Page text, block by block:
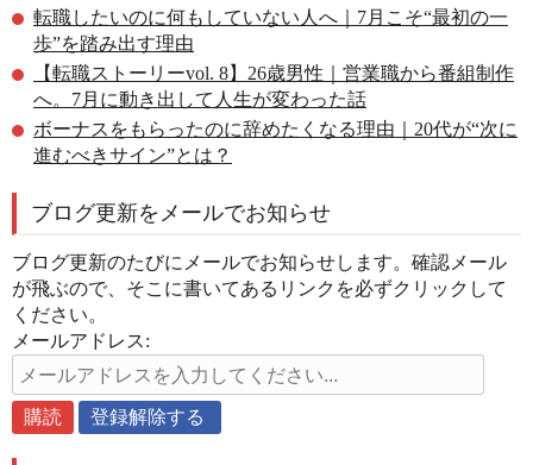
転職したいのに何もしていない人へ｜7月こそ“最初の一
歩”を踏み出す理由
【転職ストーリーvol. 8】26歳男性｜営業職から番組制作
へ。7月に動き出して人生が変わった話
ボーナスをもらったのに辞めたくなる理由｜20代が“次に
進むべきサイン”とは？
ブログ更新をメールでお知らせ
ブログ更新のたびにメールでお知らせします。確認メール
が飛ぶので、そこに書いてあるリンクを必ずクリックして
ください。
メールアドレス: